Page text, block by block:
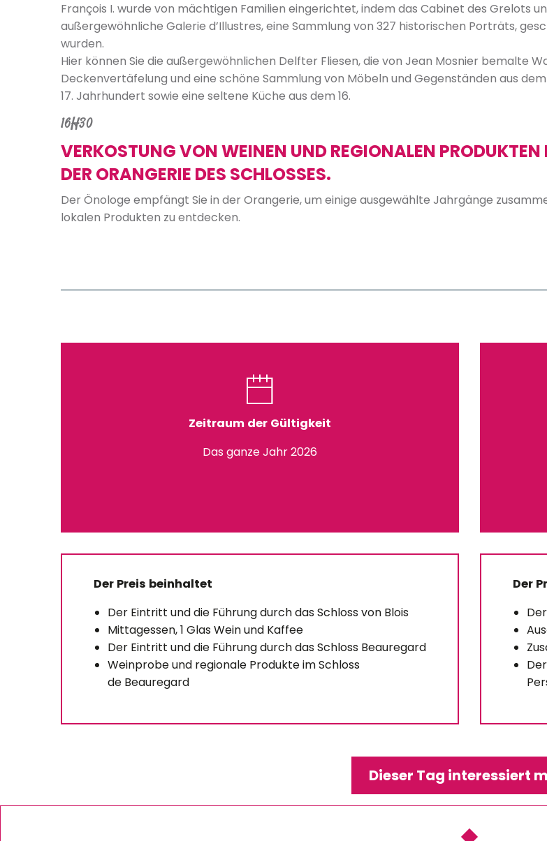
François I. wurde von mächtigen Familien eingerichtet, indem das Cabinet des Grelots
außergewöhnliche Galerie d’Illustres, eine Sammlung von 327 historischen Porträts,
wurden.
Hier können Sie die außergewöhnlichen Delfter Fliesen, die von Jean Mosnier bemalte
Deckenvertäfelung und eine schöne Sammlung von Möbeln und Gegenständen aus dem
17. Jahrhundert sowie eine seltene Küche aus dem 16.
16H30
VERKOSTUNG VON WEINEN UND REGIONALEN PRODUKTEN
DER ORANGERIE DES SCHLOSSES.
Der Önologe empfängt Sie in der Orangerie, um einige ausgewählte Jahrgänge
lokalen Produkten zu entdecken.
Zeitraum der Gültigkeit
Das ganze Jahr 2026
Der Preis beinhaltet
Der Eintritt und die Führung durch das Schloss von Blois
Mittagessen, 1 Glas Wein und Kaffee
Der Eintritt und die Führung durch das Schloss Beauregard
Weinprobe und regionale Produkte im Schloss
de Beauregard
Der
Dieser Tag interessiert